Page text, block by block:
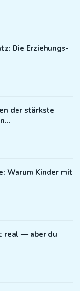
Die Erziehungs-
der stärkste
Warum Kinder mit
real — aber du